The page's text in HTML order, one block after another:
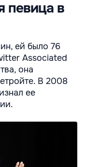
певица в
ей было 76
Associated
она
В 2008
ее